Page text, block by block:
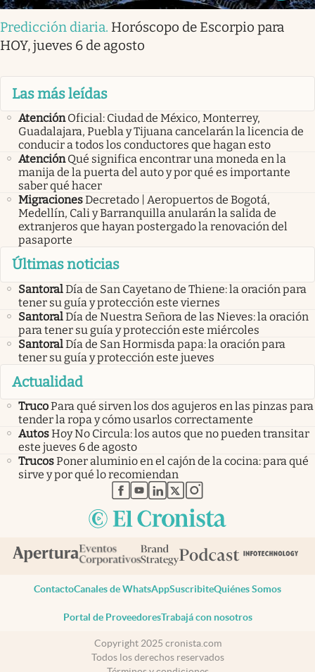
Predicción diaria. Horóscopo de Escorpio para
HOY, jueves 6 de agosto
Las más leídas
Atención Oficial: Ciudad de México, Monterrey,
Guadalajara, Puebla y Tijuana cancelarán la licencia de
conducir a todos los conductores que hagan esto
Atención Qué significa encontrar una moneda en la
manija de la puerta del auto y por qué es importante
saber qué hacer
MigracionesDecretado | Aeropuertos de Bogotá,
Medellín, Cali y Barranquilla anularán la salida de
extranjeros que hayan postergado la renovación del
pasaporte
Últimas noticias
SantoralDía de San Cayetano de Thiene: la oración para
tener su guía y protección este viernes
SantoralDía de Nuestra Señora de las Nieves: la oración
para tener su guía y protección este miércoles
SantoralDía de San Hormisda papa: la oración para
tener su guía y protección este jueves
Actualidad
TrucoPara qué sirven los dos agujeros en las pinzas para
tender la ropa y cómo usarlos correctamente
AutosHoy No Circula: los autos que no pueden transitar
este jueves 6 de agosto
TrucosPoner aluminio en el cajón de la cocina: para qué
sirve y por qué lo recomiendan
abre en nueva pestaña
abre en nueva pestaña
abre en nueva pestaña
abre en nueva pestaña
abre en nueva pestaña
ContactoCanales de WhatsAppSuscribiteQuiénes Somos
Portal de ProveedoresTrabajá con nosotros
Copyright 2025 cronista.com
Todos los derechos reservados